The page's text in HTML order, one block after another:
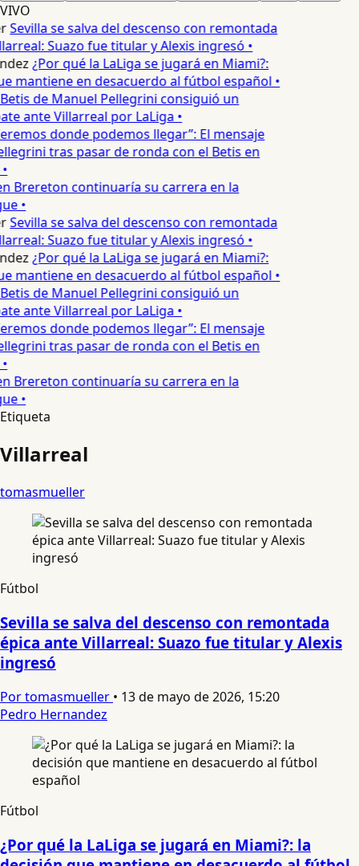
VIVO
Sevilla se salva del descenso con remontada
Suazo fue titular y Alexis ingresó •
¿Por qué la LaLiga se jugará en Miami?:
mantiene en desacuerdo al fútbol español •
de Manuel Pellegrini consiguió un
ante Villarreal por LaLiga •
donde podemos llegar”: El mensaje
tras pasar de ronda con el Betis en
Brereton continuaría su carrera en la
•
Sevilla se salva del descenso con remontada
Suazo fue titular y Alexis ingresó •
¿Por qué la LaLiga se jugará en Miami?:
mantiene en desacuerdo al fútbol español •
de Manuel Pellegrini consiguió un
ante Villarreal por LaLiga •
donde podemos llegar”: El mensaje
tras pasar de ronda con el Betis en
Brereton continuaría su carrera en la
•
Etiqueta
Villarreal
tomasmueller
Fútbol
Sevilla se salva del descenso con remontada
épica ante Villarreal: Suazo fue titular y Alexis
ingresó
Por tomasmueller • 13 de mayo de 2026, 15:20
Pedro Hernandez
Fútbol
¿Por qué la LaLiga se jugará en Miami?: la